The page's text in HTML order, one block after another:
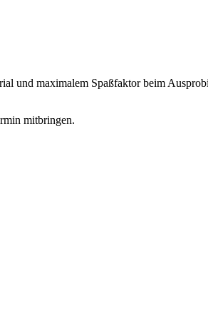
und maximalem Spaßfaktor beim
mitbringen.